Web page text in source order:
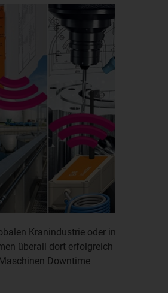
Kranindustrie oder in
überall dort erfolgreich
Downtime